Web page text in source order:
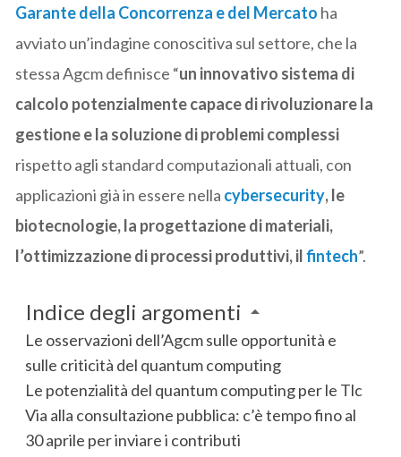
Garante della Concorrenza e del Mercato ha
avviato un’indagine conoscitiva sul settore, che la
stessa Agcm definisce “un innovativo sistema di
calcolo potenzialmente capace di rivoluzionare la
gestione e la soluzione di problemi complessi
rispetto agli standard computazionali attuali, con
applicazioni già in essere nella cybersecurity, le
biotecnologie, la progettazione di materiali,
l’ottimizzazione di processi produttivi, ilfintech”.
Indice degli argomenti
Le osservazioni dell’Agcm sulle opportunità e
sulle criticità del quantum computing
Le potenzialità del quantum computing per le Tlc
Via alla consultazione pubblica: c’è tempo fino al
30 aprile per inviare i contributi